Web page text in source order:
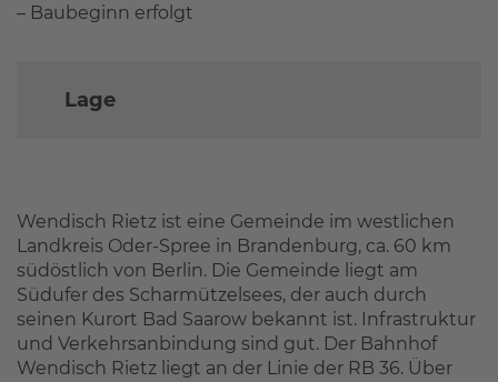
– Baubeginn erfolgt
Lage
Wendisch Rietz ist eine Gemeinde im westlichen
Landkreis Oder-Spree in Brandenburg, ca. 60 km
südöstlich von Berlin. Die Gemeinde liegt am
Südufer des Scharmützelsees, der auch durch
seinen Kurort Bad Saarow bekannt ist. Infrastruktur
und Verkehrsanbindung sind gut. Der Bahnhof
Wendisch Rietz liegt an der Linie der RB 36. Über